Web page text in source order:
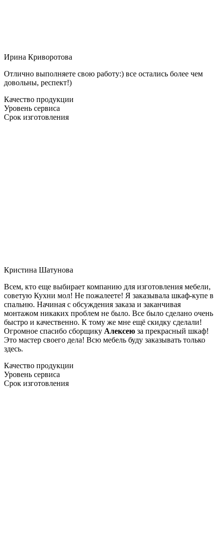
Ирина Криворотова
Отлично выполняете свою работу:) все остались более чем
довольны, респект!)
Качество продукции
Уровень сервиса
Срок изготовления
Кристина Шатунова
Всем, кто еще выбирает компанию для изготовления мебели,
советую Кухни мол! Не пожалеете! Я заказывала шкаф-купе в
спальню. Начиная с обсуждения заказа и заканчивая
монтажом никаких проблем не было. Все было сделано очень
быстро и качественно. К тому же мне ещё скидку сделали!
Огромное спасибо сборщику Алексею за прекрасный шкаф!
Это мастер своего дела! Всю мебель буду заказывать только
здесь.
Качество продукции
Уровень сервиса
Срок изготовления